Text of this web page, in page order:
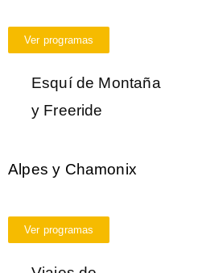
Ver programas
Esquí de Montaña
y Freeride
Alpes y Chamonix
Ver programas